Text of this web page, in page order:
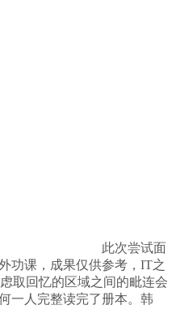
此次尝试面
功课，成果仅供参考，IT之
取回忆的区域之间的毗连会
一人完整读完了册本。韩